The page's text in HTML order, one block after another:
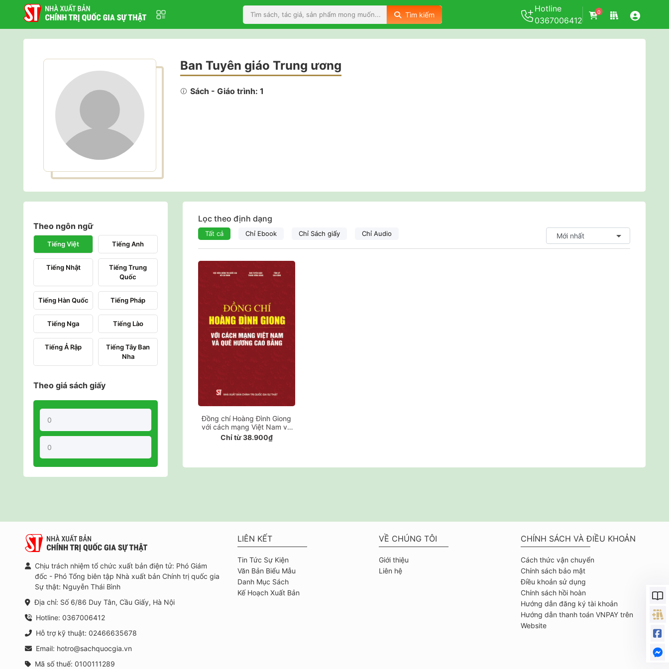
Tìm kiếm
Hotline
0367006412
0
Ban Tuyên giáo Trung ương
Sách - Giáo trình: 1
Theo ngôn ngữ
Tiếng Việt Tiếng Anh
Tiếng Nhật
Tiếng Trung
Quốc
Tiếng Hàn Quốc Tiếng Pháp
Tiếng Nga Tiếng Lào
Tiếng Ả Rập
Tiếng Tây Ban
Nha
Theo giá sách giấy
Lọc theo định dạng
Tất cả Chỉ Ebook Chỉ Sách giấy Chỉ Audio
Đồng chí Hoàng Đình Giong
với cách mạng Việt Nam và
quê hương Cao Bằng
Chỉ từ 38.900₫
Chịu trách nhiệm tổ chức xuất bản điện tử: Phó Giám
đốc - Phó Tổng biên tập Nhà xuất bản Chính trị quốc gia
Sự thật: Nguyễn Thái Bình
Địa chỉ: Số 6/86 Duy Tân, Cầu Giấy, Hà Nội
Hotline: 0367006412
Hỗ trợ kỹ thuật: 02466635678
Email: hotro@sachquocgia.vn
Mã số thuế: 0100111289
LIÊN KẾT
Tin Tức Sự Kiện
Văn Bản Biểu Mẫu
Danh Mục Sách
Kế Hoạch Xuất Bản
VỀ CHÚNG TÔI
Giới thiệu
Liên hệ
CHÍNH SÁCH VÀ ĐIỀU KHOẢN
Cách thức vận chuyển
Chính sách bảo mật
Điều khoản sử dụng
Chính sách hồi hoàn
Hướng dẫn đăng ký tài khoản
Hướng dẫn thanh toán VNPAY trên
Website